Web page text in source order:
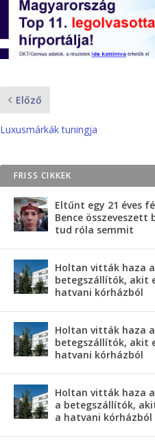
Előző
Luxusmárkák tuningja
FRISS CIKKEK
Eltűnt egy 21 éves
Bence
tud róla semmit
Holtan vitták haza
betegszállítók, akit
hatvani kórházból
Holtan vitták haza
betegszállítók, akit
hatvani kórházból
Holtan vitták haza
a betegszállítók,
a hatvani kórházból